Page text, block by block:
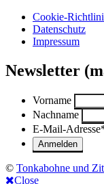
Cookie-
Datenschutz
Impressum
Newsletter
Vorname
Nachname
E-Mail-Adresse
© Tonkabohne und
Close